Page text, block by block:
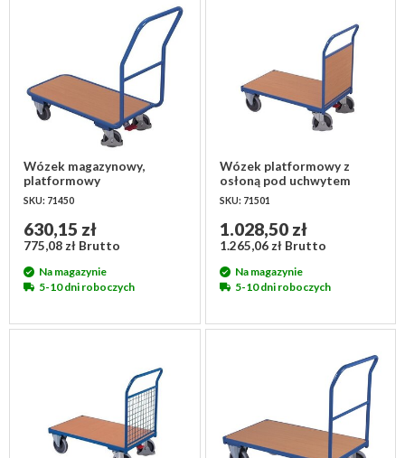
Wózek magazynowy,
platformowy
1115x450x970 mm
SKU: 71450
630,15 zł
775,08 zł Brutto
Na magazynie
5-10 dni roboczych
Wózek platformowy z
osłoną pod uchwytem
970x500x950 mm
SKU: 71501
1.028,50 zł
1.265,06 zł Brutto
Na magazynie
5-10 dni roboczych